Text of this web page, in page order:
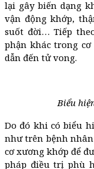
lại gây biến dạng
vận động khớp,
suốt đời… Tiếp
phận khác trong
dẫn đến tử vong.
Biểu
Do đó khi có biểu
như trên bệnh
cơ xương khớp để
pháp điều trị phù